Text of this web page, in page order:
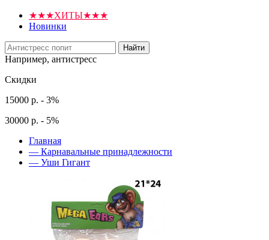
★★★ХИТЫ★★★
Новинки
Найти
Например, антистресс
Скидки
15000 р. - 3%
30000 р. - 5%
Главная
— Карнавальные принадлежности
— Уши Гигант